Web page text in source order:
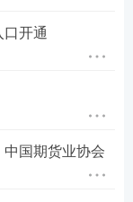
开通
国期货业协会